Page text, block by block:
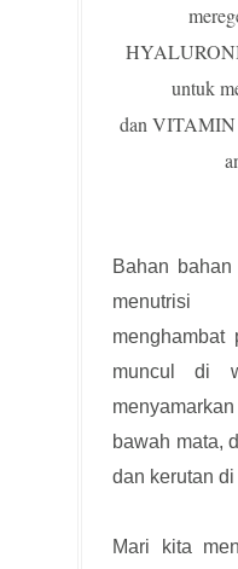
untuk
dan VITAMIN
Bahan
menghambat
muncul di
bawah mata,
dan kerutan di
Mari kita